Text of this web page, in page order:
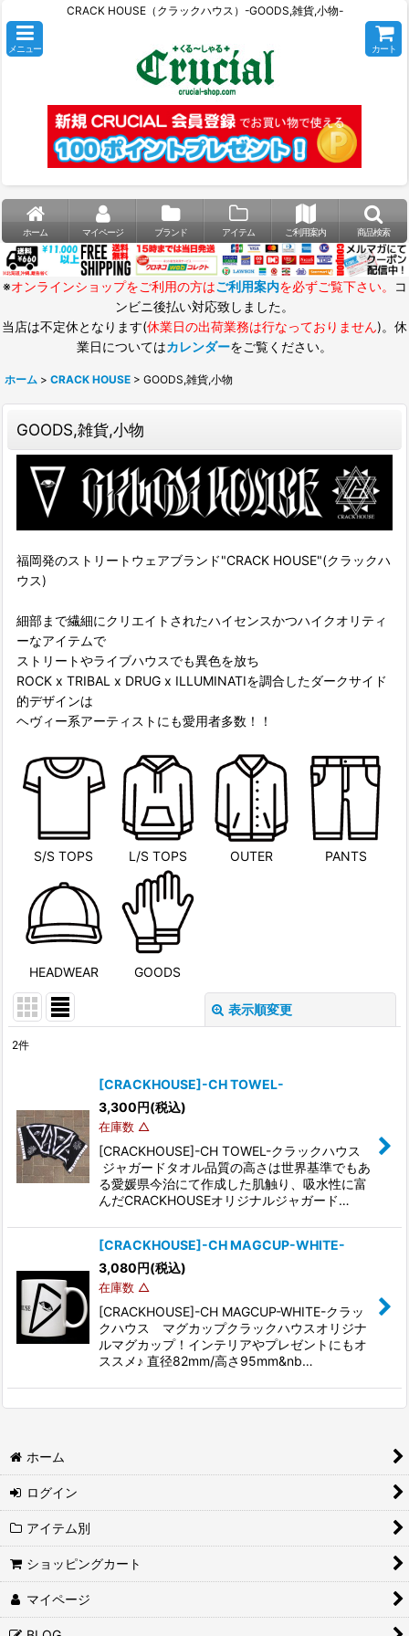
CRACK HOUSE（クラックハウス）-GOODS,雑貨,小物-
メニュー カート
ホーム マイページ ブランド アイテム ご利用案内 商品検索
※オンラインショップをご利用の方はご利用案内を必ずご覧下さい。
コ
ンビニ後払い対応致しました。
当店は不定休となります(休業日の出荷業務は行なっておりません)。休
業日についてはカレンダーをご覧ください。
ホーム > CRACK HOUSE > GOODS,雑貨,小物
GOODS,雑貨,小物
福岡発のストリートウェアブランド"CRACK HOUSE"(クラックハ
ウス)
細部まで繊細にクリエイトされたハイセンスかつハイクオリティ
ーなアイテムで
ストリートやライブハウスでも異色を放ち
ROCK x TRIBAL x DRUG x ILLUMINATIを調合したダークサイド
的デザインは
ヘヴィー系アーティストにも愛用者多数！！
S/S TOPS L/S TOPS OUTER PANTS
HEADWEAR GOODS
表示順変更
並び順:
絞り込む
2件
[CRACKHOUSE]-CH TOWEL-
3,300円(税込)
在庫数 △
[CRACKHOUSE]-CH TOWEL-クラックハウス
ジャガードタオル品質の高さは世界基準でもあ
る愛媛県今治にて作成した肌触り、吸水性に富
んだCRACKHOUSEオリジナルジャガード…
[CRACKHOUSE]-CH MAGCUP-WHITE-
3,080円(税込)
在庫数 △
[CRACKHOUSE]-CH MAGCUP-WHITE-クラッ
クハウス マグカップクラックハウスオリジナ
ルマグカップ！インテリアやプレゼントにもオ
ススメ♪ 直径82mm/高さ95mm&nb…
ホーム
ログイン
アイテム別
ショッピングカート
マイページ